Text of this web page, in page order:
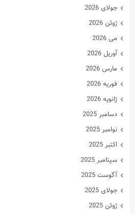
جولای 2026
ژوئن 2026
می 2026
آوریل 2026
مارس 2026
فوریه 2026
ژانویه 2026
دسامبر 2025
نوامبر 2025
اکتبر 2025
سپتامبر 2025
آگوست 2025
جولای 2025
ژوئن 2025